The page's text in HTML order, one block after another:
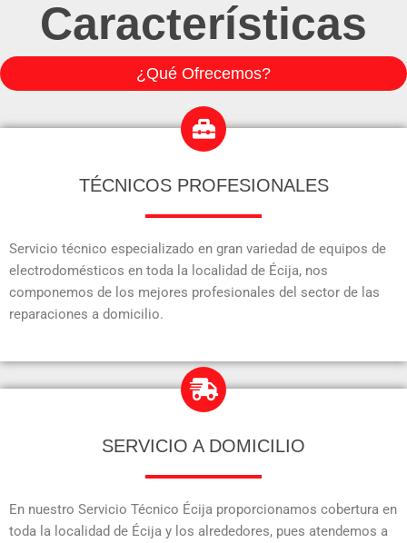
Características
¿Qué Ofrecemos?
TÉCNICOS PROFESIONALES
Servicio técnico especializado en gran variedad de equipos de
electrodomésticos en toda la localidad de Écija, nos
componemos de los mejores profesionales del sector de las
reparaciones a domicilio.
SERVICIO A DOMICILIO
En nuestro Servicio Técnico Écija proporcionamos cobertura en
toda la localidad de Écija y los alrededores, pues atendemos a